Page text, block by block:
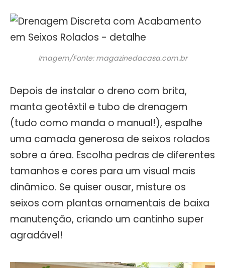
Imagem/Fonte: magazinedacasa.com.br
Depois de instalar o dreno com brita,
manta geotêxtil e tubo de drenagem
(tudo como manda o manual!), espalhe
uma camada generosa de seixos rolados
sobre a área. Escolha pedras de diferentes
tamanhos e cores para um visual mais
dinâmico. Se quiser ousar, misture os
seixos com plantas ornamentais de baixa
manutenção, criando um cantinho super
agradável!